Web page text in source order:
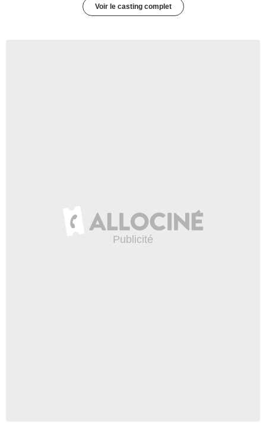
Voir le casting complet